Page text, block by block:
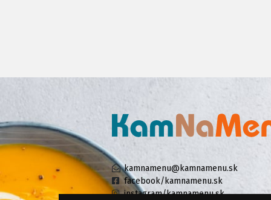
kamnamenu@kamnamenu.sk
facebook/kamnamenu.sk
instagram/kamnamenu.sk